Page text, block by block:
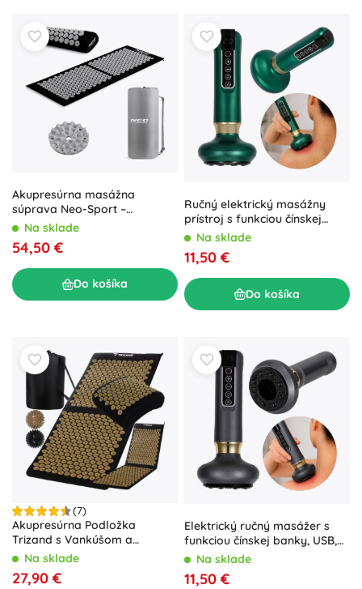
Akupresúrna masážna
súprava Neo-Sport –
podložka s bodlinkami a
Na sklade
54,50 €
Do košíka
Ručný elektrický masážny
prístroj s funkciou čínskej
banky, USB, zelený
Na sklade
11,50 €
Do košíka
(7)
Akupresúrna Podložka
Trizand s Vankúšom a
Loptičkami
Na sklade
27,90 €
Elektrický ručný masážer s
funkciou čínskej banky, USB,
sivýNa sklade
11,50 €